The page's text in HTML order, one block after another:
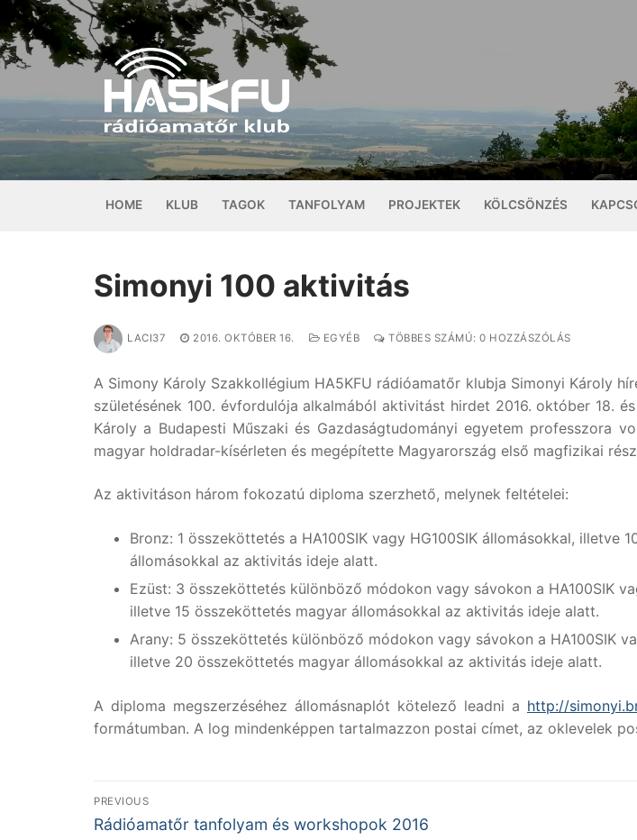
Ugrás
a
tartalomra
HOME KLUB TAGOK TANFOLYAM PROJEKTEK KÖLCSÖNZÉS
Simonyi 100 aktivitás
LACI37 2016. OKTÓBER 16. EGYÉB TÖBBES SZÁMÚ: 0 HOZZÁSZÓLÁS
A Simony Károly Szakkollégium HA5KFU rádióamatőr klubja Simonyi Károly
születésének 100. évfordulója alkalmából aktivitást hirdet 2016. október 18.
Károly a Budapesti Műszaki és Gazdaságtudományi egyetem professzora
magyar holdradar-kísérleten és megépítette Magyarország első magfizikai
Az aktivitáson három fokozatú diploma szerzhető, melynek feltételei:
Bronz: 1 összeköttetés a HA100SIK vagy HG100SIK állomásokkal, illetve
állomásokkal az aktivitás ideje alatt.
Ezüst: 3 összeköttetés különböző módokon vagy sávokon a HA100SIK
illetve 15 összeköttetés magyar állomásokkal az aktivitás ideje alatt.
Arany: 5 összeköttetés különböző módokon vagy sávokon a HA100SIK
illetve 20 összeköttetés magyar állomásokkal az aktivitás ideje alatt.
A diploma megszerzéséhez állomásnaplót kötelező leadni a http://
formátumban. A log mindenképpen tartalmazzon postai címet, az oklevelek
Bejegyzés
PREVIOUS
Previous
Rádióamatőr tanfolyam és workshopok 2016